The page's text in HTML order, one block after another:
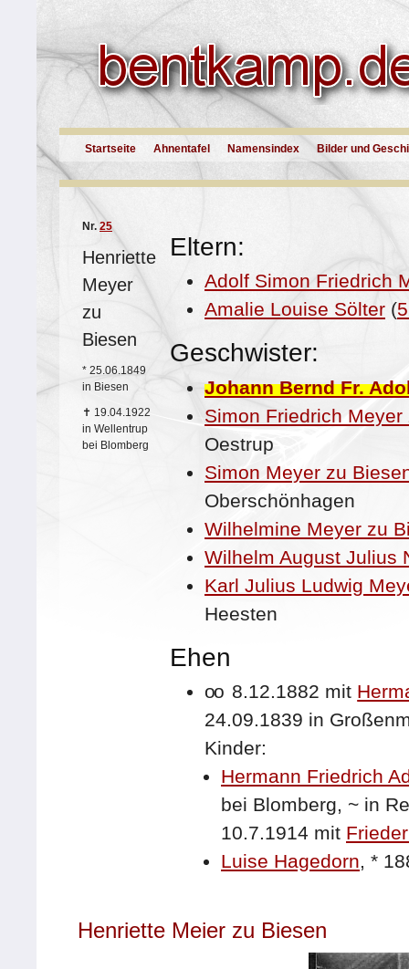
Startseite Ahnentafel Namensindex Bilder und
Nr. 25
Henriette
Meyer
zu
Biesen
* 25.06.1849
in Biesen
✝ 19.04.1922
in Wellentrup
bei Blomberg
Eltern:
Adolf Simon Friedrich
Amalie Louise Sölter (
Geschwister:
Johann Bernd Fr.
Simon Friedrich Meyer
Oestrup
Simon Meyer zu
Oberschönhagen
Wilhelmine Meyer zu
Wilhelm August Julius
Karl Julius Ludwig
Heesten
Ehen
oo 8.12.1882 mit
24.09.1839 in
Kinder:
Hermann Friedrich
bei Blomberg, ~ in
10.7.1914 mit
Luise Hagedorn, *
Henriette Meier zu Biesen